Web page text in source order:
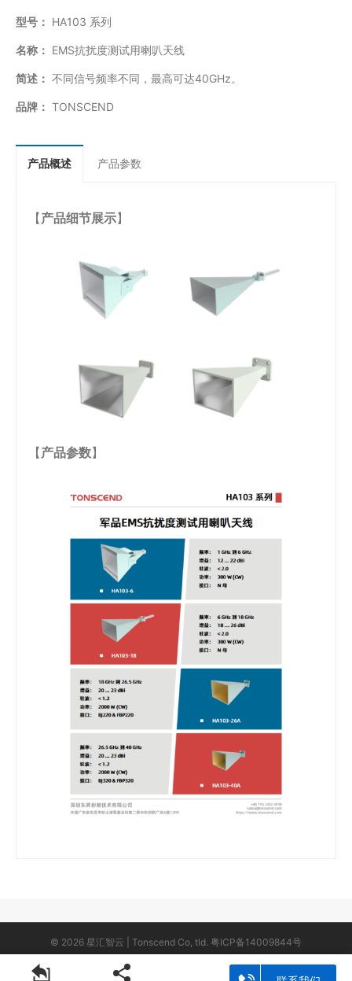
型号： HA103 系列
名称： EMS抗扰度测试用喇叭天线
简述： 不同信号频率不同，最高可达40GHz。
品牌： TONSCEND
产品概述 产品参数
【产品细节展示】
【产品参数】
© 2026 星汇智云 | Tonscend Co, tld. 粤ICP备14009844号